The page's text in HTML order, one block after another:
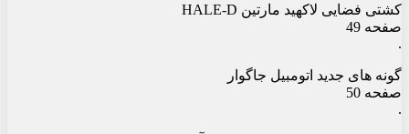
کشتی فضایی لاکهید مارتین HALE-D
صفحه 49
.
گونه های جدید اتومبیل جاگوار
صفحه 50
.